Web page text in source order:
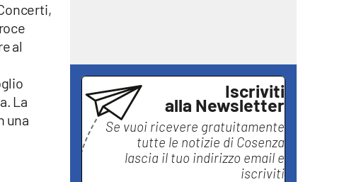
al
La
una
Iscriviti
alla Newsletter
Se vuoi ricevere gratuitamente
tutte le notizie di Cosenza
lascia il tuo indirizzo email e
iscriviti